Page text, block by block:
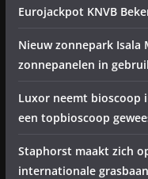
Eurojackpot KNVB
Nieuw zonnepark Isala
zonnepanelen in
Luxor neemt bioscoop
een topbioscoop
Staphorst maakt zich
internationale